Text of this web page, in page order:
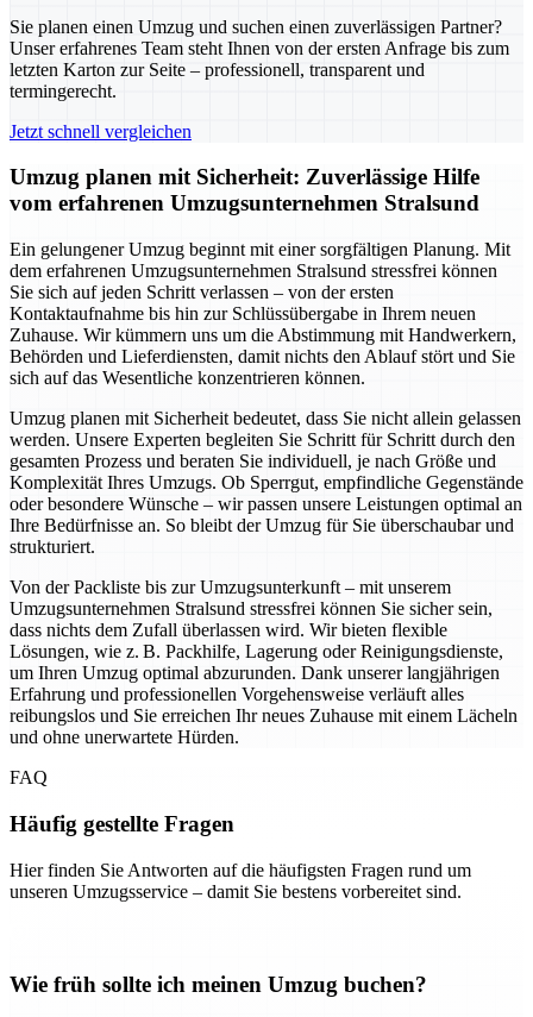
Sie planen einen Umzug und suchen einen zuverlässigen Partner?
Unser erfahrenes Team steht Ihnen von der ersten Anfrage bis zum
letzten Karton zur Seite – professionell, transparent und
termingerecht.
Jetzt schnell vergleichen
Umzug planen mit Sicherheit: Zuverlässige Hilfe
vom erfahrenen Umzugsunternehmen Stralsund
Ein gelungener Umzug beginnt mit einer sorgfältigen Planung. Mit
dem erfahrenen Umzugsunternehmen Stralsund stressfrei können
Sie sich auf jeden Schritt verlassen – von der ersten
Kontaktaufnahme bis hin zur Schlüssübergabe in Ihrem neuen
Zuhause. Wir kümmern uns um die Abstimmung mit Handwerkern,
Behörden und Lieferdiensten, damit nichts den Ablauf stört und Sie
sich auf das Wesentliche konzentrieren können.
Umzug planen mit Sicherheit bedeutet, dass Sie nicht allein gelassen
werden. Unsere Experten begleiten Sie Schritt für Schritt durch den
gesamten Prozess und beraten Sie individuell, je nach Größe und
Komplexität Ihres Umzugs. Ob Sperrgut, empfindliche Gegenstände
oder besondere Wünsche – wir passen unsere Leistungen optimal an
Ihre Bedürfnisse an. So bleibt der Umzug für Sie überschaubar und
strukturiert.
Von der Packliste bis zur Umzugsunterkunft – mit unserem
Umzugsunternehmen Stralsund stressfrei können Sie sicher sein,
dass nichts dem Zufall überlassen wird. Wir bieten flexible
Lösungen, wie z. B. Packhilfe, Lagerung oder Reinigungsdienste,
um Ihren Umzug optimal abzurunden. Dank unserer langjährigen
Erfahrung und professionellen Vorgehensweise verläuft alles
reibungslos und Sie erreichen Ihr neues Zuhause mit einem Lächeln
und ohne unerwartete Hürden.
FAQ
Häufig gestellte Fragen
Hier finden Sie Antworten auf die häufigsten Fragen rund um
unseren Umzugsservice – damit Sie bestens vorbereitet sind.
Wie früh sollte ich meinen Umzug buchen?